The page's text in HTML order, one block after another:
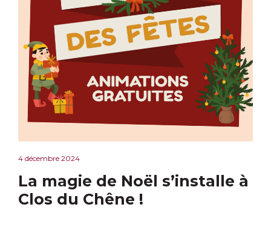
4 décembre 2024
La magie de Noël s’installe à
Clos du Chêne !